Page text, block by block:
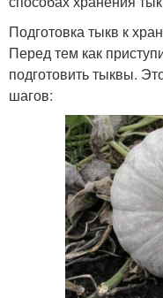
Подготовка тыкв к
Перед тем как
подготовить тыквы.
шагов: